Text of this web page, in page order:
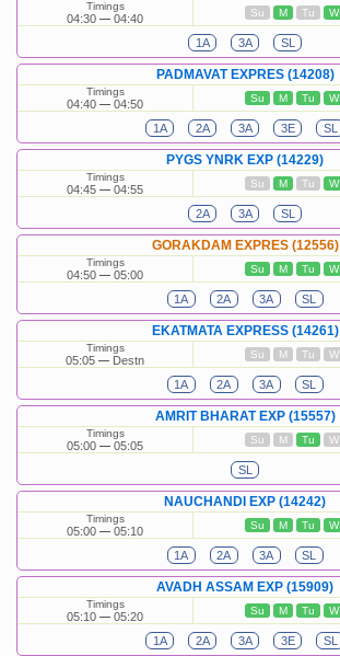
Timings
04:30 04:40 Su M Tu W
1A 3A SL
PADMAVAT EXPRES (14208)
Timings
04:40 04:50 Su M Tu W
1A 2A 3A 3E SL
PYGS YNRK EXP (14229)
Timings
04:45 04:55 Su M Tu W
2A 3A SL
GORAKDAM EXPRES (12556)
Timings
04:50 05:00 Su M Tu W
1A 2A 3A SL
EKATMATA EXPRESS (14261)
Timings
05:05 Destn Su M Tu W
1A 2A 3A SL
AMRIT BHARAT EXP (15557)
Timings
05:00 05:05 Su M Tu W
SL
NAUCHANDI EXP (14242)
Timings
05:00 05:10 Su M Tu W
1A 2A 3A SL
AVADH ASSAM EXP (15909)
Timings
05:10 05:20 Su M Tu W
1A 2A 3A 3E SL